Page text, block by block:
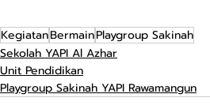
KegiatanBermainPlaygroup Sakinah
Sekolah YAPI Al Azhar
Unit Pendidikan
Playgroup Sakinah YAPI Rawamangun